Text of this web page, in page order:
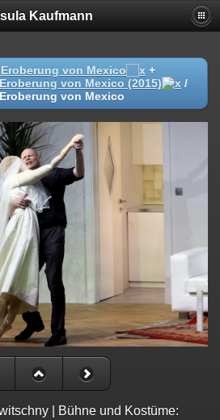
Kaufmann
Eroberung von Mexico
+
von Mexico (2015)
/
von Mexico
| Bühne und Kostüme: